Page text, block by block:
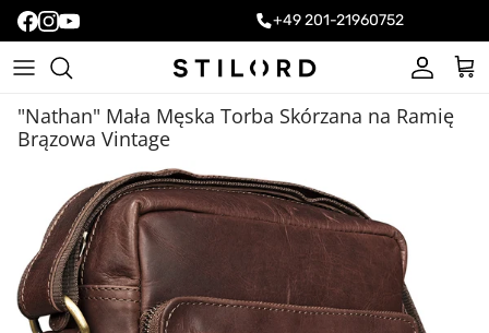
+49 201-21960752
Konto
"Nathan" Mała Męska Torba Skórzana na Ramię
Brązowa Vintage